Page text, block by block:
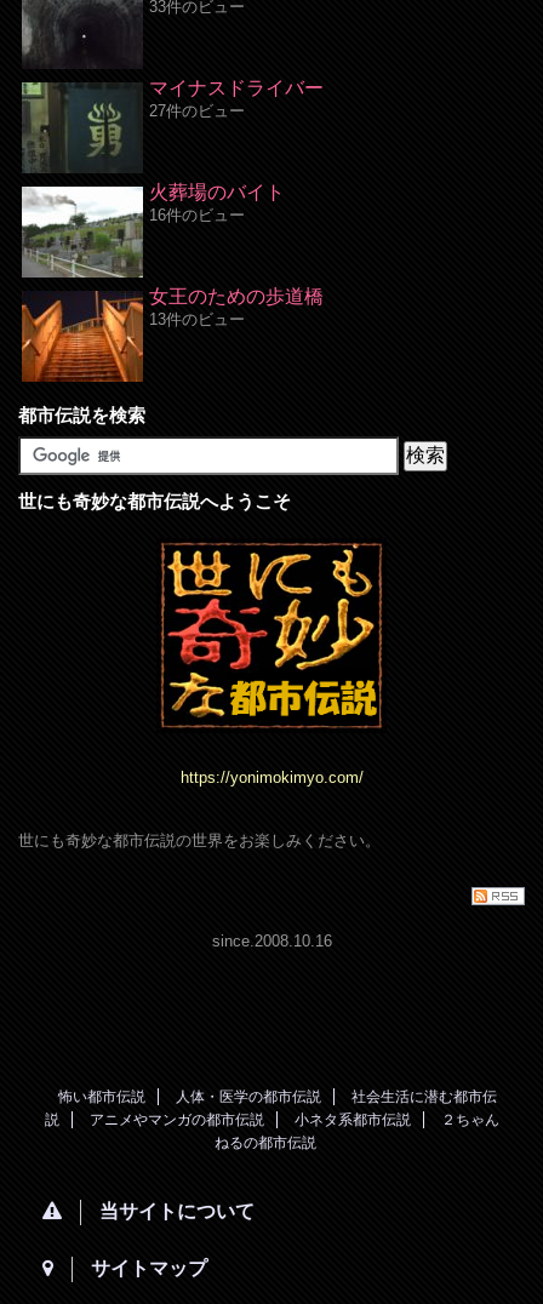
33件のビュー
マイナスドライバー
27件のビュー
火葬場のバイト
16件のビュー
女王のための歩道橋
13件のビュー
都市伝説を検索
世にも奇妙な都市伝説へようこそ
https://yonimokimyo.com/
世にも奇妙な都市伝説の世界をお楽しみください。
since.2008.10.16
怖い都市伝説 人体・医学の都市伝説
社会生活に潜む都市伝
説
アニメやマンガの都市伝説 小ネタ系都市伝説
２ちゃん
ねるの都市伝説
当サイトについて
サイトマップ